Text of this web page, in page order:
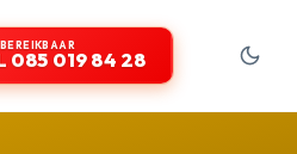
085 019 84 28